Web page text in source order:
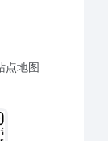
点地图